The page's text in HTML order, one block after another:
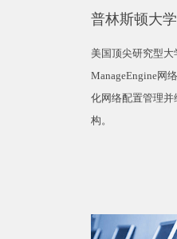
普林斯顿大学
美国顶尖研究型大
ManageEngine网
化网络配置管理
构。